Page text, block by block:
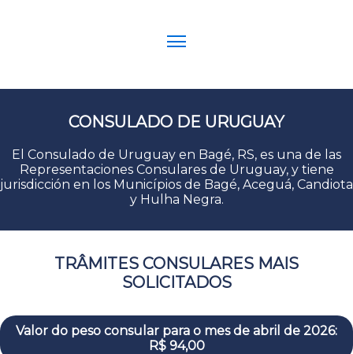
CONSULADO DE URUGUAY
El Consulado de Uruguay en Bagé, RS, es una de las
Representaciones Consulares de Uruguay, y tiene
jurisdicción en los Municípios de Bagé, Aceguá, Candiota
y Hulha Negra.
TRÂMITES CONSULARES MAIS
SOLICITADOS
Valor do peso consular para o mes de abril de 2026:
R$ 94,00